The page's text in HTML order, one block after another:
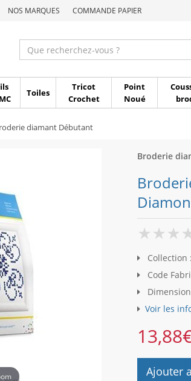
NOS MARQUES COMMANDE PAPIER
Toiles
Tricot
Crochet
Point
Noué
diamant Débutant
Broderie
Collection :
Code
Voir les
13,88
Ajouter